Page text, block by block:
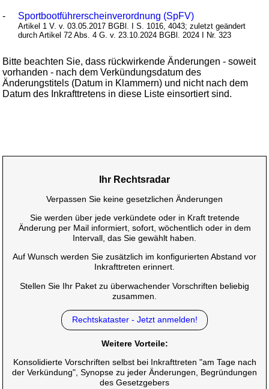
- Sportbootführerscheinverordnung (SpFV)
Artikel 1 V. v. 03.05.2017 BGBl. I S. 1016, 4043; zuletzt geändert
durch Artikel 72 Abs. 4 G. v. 23.10.2024 BGBl. 2024 I Nr. 323
Bitte beachten Sie, dass rückwirkende Änderungen - soweit
vorhanden - nach dem Verkündungsdatum des
Änderungstitels (Datum in Klammern) und nicht nach dem
Datum des Inkrafttretens in diese Liste einsortiert sind.
Ihr Rechtsradar
Verpassen Sie keine gesetzlichen Änderungen
Sie werden über jede verkündete oder in Kraft tretende
Änderung per Mail informiert, sofort, wöchentlich oder in dem
Intervall, das Sie gewählt haben.
Auf Wunsch werden Sie zusätzlich im konfigurierten Abstand vor
Inkrafttreten erinnert.
Stellen Sie Ihr Paket zu überwachender Vorschriften beliebig
zusammen.
Rechtskataster - Jetzt anmelden!
Weitere Vorteile:
Konsolidierte Vorschriften selbst bei Inkrafttreten "am Tage nach
der Verkündung", Synopse zu jeder Änderungen, Begründungen
des Gesetzgebers